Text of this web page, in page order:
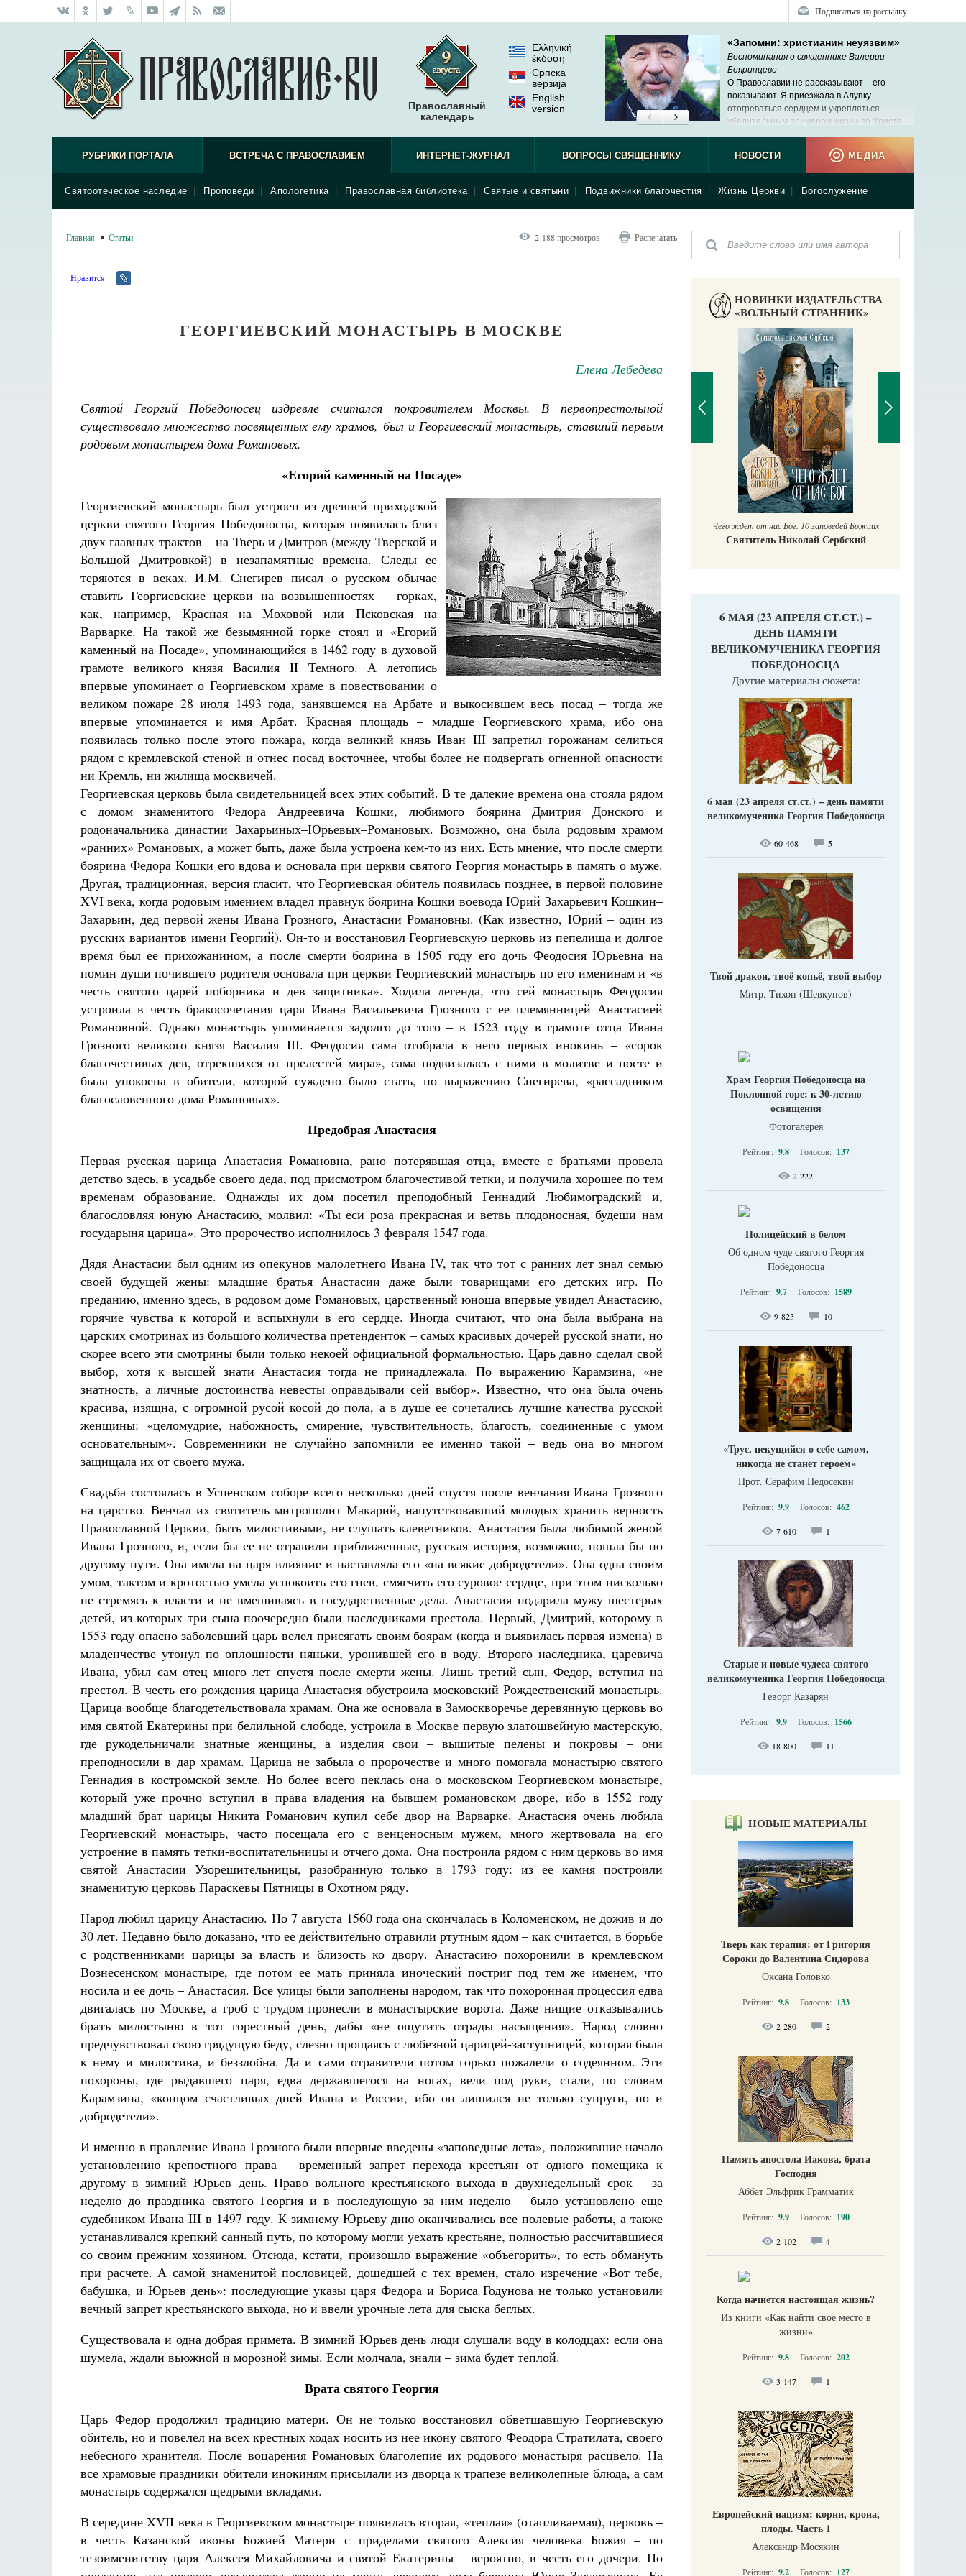
Подписаться на рассылку
Православный
календарь
Ελληνική
έκδοση
Српска
верзиjа
English
version
«Запомни: христианин неуязвим»
Воспоминания о священнике Валерии
Бояринцеве
О Православии не рассказывают ‒ его
показывают. Я приезжала в Алупку
отогреваться сердцем и укрепляться
убедительным примером жизни во Христе.
РУБРИКИ ПОРТАЛА ВСТРЕЧА С ПРАВОСЛАВИЕМ
Святоотеческое наследие Проповеди Апологетика Православная библиотека Святые и святыни Подвижники благочестия Жизнь Церкви Богослужение
ИНТЕРНЕТ-ЖУРНАЛ ВОПРОСЫ СВЯЩЕННИКУ НОВОСТИ МЕДИА
Главная Статьи 2 188 просмотров Распечатать
Нравится
ГЕОРГИЕВСКИЙ МОНАСТЫРЬ В МОСКВЕ
Елена Лебедева
Святой Георгий Победоносец издревле считался покровителем Москвы. В первопрестольной
существовало множество посвященных ему храмов, был и Георгиевский монастырь, ставший первым
родовым монастырем дома Романовых.
«Егорий каменный на Посаде»
Георгиевский монастырь был устроен из древней приходской
церкви святого Георгия Победоносца, которая появилась близ
двух главных трактов – на Тверь и Дмитров (между Тверской и
Большой Дмитровкой) в незапамятные времена. Следы ее
теряются в веках. И.М. Снегирев писал о русском обычае
ставить Георгиевские церкви на возвышенностях – горках,
как, например, Красная на Моховой или Псковская на
Варварке. На такой же безымянной горке стоял и «Егорий
каменный на Посаде», упоминающийся в 1462 году в духовой
грамоте великого князя Василия II Темного. А летопись
впервые упоминает о Георгиевском храме в повествовании о
великом пожаре 28 июля 1493 года, занявшемся на Арбате и выкосившем весь посад – тогда же
впервые упоминается и имя Арбат. Красная площадь – младше Георгиевского храма, ибо она
появилась только после этого пожара, когда великий князь Иван III запретил горожанам селиться
рядом с кремлевской стеной и отнес посад восточнее, чтобы более не подвергать огненной опасности
ни Кремль, ни жилища москвичей.
Георгиевская церковь была свидетельницей всех этих событий. В те далекие времена она стояла рядом
с домом знаменитого Федора Андреевича Кошки, любимого боярина Дмитрия Донского и
родоначальника династии Захарьиных–Юрьевых–Романовых. Возможно, она была родовым храмом
«ранних» Романовых, а может быть, даже была устроена кем-то из них. Есть мнение, что после смерти
боярина Федора Кошки его вдова и основала при церкви святого Георгия монастырь в память о муже.
Другая, традиционная, версия гласит, что Георгиевская обитель появилась позднее, в первой половине
XVI века, когда родовым имением владел правнук боярина Кошки воевода Юрий Захарьевич Кошкин–
Захарьин, дед первой жены Ивана Грозного, Анастасии Романовны. (Как известно, Юрий – один из
русских вариантов имени Георгий). Он-то и восстановил Георгиевскую церковь из пепелища и долгое
время был ее прихожанином, а после смерти боярина в 1505 году его дочь Феодосия Юрьевна на
помин души почившего родителя основала при церкви Георгиевский монастырь по его именинам и «в
честь святого царей поборника и дев защитника». Ходила легенда, что сей монастырь Феодосия
устроила в честь бракосочетания царя Ивана Васильевича Грозного с ее племянницей Анастасией
Романовной. Однако монастырь упоминается задолго до того – в 1523 году в грамоте отца Ивана
Грозного великого князя Василия III. Феодосия сама отобрала в него первых инокинь – «сорок
благочестивых дев, отрекшихся от прелестей мира», сама подвизалась с ними в молитве и посте и
была упокоена в обители, которой суждено было стать, по выражению Снегирева, «рассадником
благословенного дома Романовых».
Предобрая Анастасия
Первая русская царица Анастасия Романовна, рано потерявшая отца, вместе с братьями провела
детство здесь, в усадьбе своего деда, под присмотром благочестивой тетки, и получила хорошее по тем
временам образование. Однажды их дом посетил преподобный Геннадий Любимоградский и,
благословляя юную Анастасию, молвил: «Ты еси роза прекрасная и ветвь плодоносная, будеши нам
государыня царица». Это пророчество исполнилось 3 февраля 1547 года.
Дядя Анастасии был одним из опекунов малолетнего Ивана IV, так что тот с ранних лет знал семью
своей будущей жены: младшие братья Анастасии даже были товарищами его детских игр. По
преданию, именно здесь, в родовом доме Романовых, царственный юноша впервые увидел Анастасию,
горячие чувства к которой и вспыхнули в его сердце. Иногда считают, что она была выбрана на
царских смотринах из большого количества претенденток – самых красивых дочерей русской знати, но
скорее всего эти смотрины были только некоей официальной формальностью. Царь давно сделал свой
выбор, хотя к высшей знати Анастасия тогда не принадлежала. По выражению Карамзина, «не
знатность, а личные достоинства невесты оправдывали сей выбор». Известно, что она была очень
красива, изящна, с огромной русой косой до пола, а в душе ее сочетались лучшие качества русской
женщины: «целомудрие, набожность, смирение, чувствительность, благость, соединенные с умом
основательным». Современники не случайно запомнили ее именно такой – ведь она во многом
защищала их от своего мужа.
Свадьба состоялась в Успенском соборе всего несколько дней спустя после венчания Ивана Грозного
на царство. Венчал их святитель митрополит Макарий, напутствовавший молодых хранить верность
Православной Церкви, быть милостивыми, не слушать клеветников. Анастасия была любимой женой
Ивана Грозного, и, если бы ее не отравили приближенные, русская история, возможно, пошла бы по
другому пути. Она имела на царя влияние и наставляла его «на всякие добродетели». Она одна своим
умом, тактом и кротостью умела успокоить его гнев, смягчить его суровое сердце, при этом нисколько
не стремясь к власти и не вмешиваясь в государственные дела. Анастасия подарила мужу шестерых
детей, из которых три сына поочередно были наследниками престола. Первый, Дмитрий, которому в
1553 году опасно заболевший царь велел присягать своим боярам (когда и выявилась первая измена) в
младенчестве утонул по оплошности няньки, уронившей его в воду. Второго наследника, царевича
Ивана, убил сам отец много лет спустя после смерти жены. Лишь третий сын, Федор, вступил на
престол. В честь его рождения царица Анастасия обустроила московский Рождественский монастырь.
Царица вообще благодетельствовала храмам. Она же основала в Замоскворечье деревянную церковь во
имя святой Екатерины при белильной слободе, устроила в Москве первую златошвейную мастерскую,
где рукодельничали знатные женщины, а изделия свои – вышитые пелены и покровы – они
преподносили в дар храмам. Царица не забыла о пророчестве и много помогала монастырю святого
Геннадия в костромской земле. Но более всего пеклась она о московском Георгиевском монастыре,
который уже прочно вступил в права владения на бывшем романовском дворе, ибо в 1552 году
младший брат царицы Никита Романович купил себе двор на Варварке. Анастасия очень любила
Георгиевский монастырь, часто посещала его с венценосным мужем, много жертвовала на его
устроение в память тетки-воспитательницы и отчего дома. Она построила рядом с ним церковь во имя
святой Анастасии Узорешительницы, разобранную только в 1793 году: из ее камня построили
знаменитую церковь Параскевы Пятницы в Охотном ряду.
Народ любил царицу Анастасию. Но 7 августа 1560 года она скончалась в Коломенском, не дожив и до
30 лет. Недавно было доказано, что ее действительно отравили ртутным ядом – как считается, в борьбе
с родственниками царицы за власть и близость ко двору. Анастасию похоронили в кремлевском
Вознесенском монастыре, где потом ее мать приняла иноческий постриг под тем же именем, что
носила и ее дочь – Анастасия. Все улицы были заполнены народом, так что похоронная процессия едва
двигалась по Москве, а гроб с трудом пронесли в монастырские ворота. Даже нищие отказывались
брать милостыню в тот горестный день, дабы «не ощутить отрады насыщения». Народ словно
предчувствовал свою грядущую беду, слезно прощаясь с любезной царицей-заступницей, которая была
к нему и милостива, и беззлобна. Да и сами отравители потом горько пожалели о содеянном. Эти
похороны, где рыдавшего царя, едва державшегося на ногах, вели под руки, стали, по словам
Карамзина, «концом счастливых дней Ивана и России, ибо он лишился не только супруги, но и
добродетели».
И именно в правление Ивана Грозного были впервые введены «заповедные лета», положившие начало
установлению крепостного права – временный запрет перехода крестьян от одного помещика к
другому в зимний Юрьев день. Право вольного крестьянского выхода в двухнедельный срок – за
неделю до праздника святого Георгия и в последующую за ним неделю – было установлено еще
судебником Ивана III в 1497 году. К зимнему Юрьеву дню оканчивались все полевые работы, а также
устанавливался крепкий санный путь, по которому могли уехать крестьяне, полностью рассчитавшиеся
со своим прежним хозяином. Отсюда, кстати, произошло выражение «объегорить», то есть обмануть
при расчете. А самой знаменитой пословицей, дошедшей с тех времен, стало изречение «Вот тебе,
бабушка, и Юрьев день»: последующие указы царя Федора и Бориса Годунова не только установили
вечный запрет крестьянского выхода, но и ввели урочные лета для сыска беглых.
Существовала и одна добрая примета. В зимний Юрьев день люди слушали воду в колодцах: если она
шумела, ждали вьюжной и морозной зимы. Если молчала, знали – зима будет теплой.
Врата святого Георгия
Царь Федор продолжил традицию матери. Он не только восстановил обветшавшую Георгиевскую
обитель, но и повелел на всех крестных ходах носить из нее икону святого Феодора Стратилата, своего
небесного хранителя. После воцарения Романовых благолепие их родового монастыря расцвело. На
все храмовые праздники обители инокиням присылали из дворца к трапезе великолепные блюда, а сам
монастырь содержался щедрыми вкладами.
В середине XVII века в Георгиевском монастыре появилась вторая, «теплая» (отапливаемая), церковь –
в честь Казанской иконы Божией Матери с приделами святого Алексия человека Божия – по
тезоименитству царя Алексея Михайловича и святой Екатерины – вероятно, в честь его дочери. По
НОВИНКИ ИЗДАТЕЛЬСТВА
«ВОЛЬНЫЙ СТРАННИК»
Разлуки не будет
Фредерика де Грааф
Роман Котов
Чего ждет от нас Бог. 10 заповедей Божиих
Святитель Николай Сербский
6 МАЯ (23 АПРЕЛЯ СТ.СТ.) –
ДЕНЬ ПАМЯТИ
ВЕЛИКОМУЧЕНИКА ГЕОРГИЯ
ПОБЕДОНОСЦА
Другие материалы сюжета:
6 мая (23 апреля ст.ст.) – день памяти
великомученика Георгия Победоносца
60 468 5
Твой дракон, твоё копьё, твой выбор
Митр. Тихон (Шевкунов)
Храм Георгия Победоносца на
Поклонной горе: к 30-летию
освящения
Фотогалерея
Рейтинг: 9.8 Голосов: 137
2 222
Полицейский в белом
Об одном чуде святого Георгия
Победоносца
Рейтинг: 9.7 Голосов: 1589
9 823 10
«Трус, пекущийся о себе самом,
никогда не станет героем»
Прот. Серафим Недосекин
Рейтинг: 9.9 Голосов: 462
7 610 1
Старые и новые чудеса святого
великомученика Георгия Победоносца
Геворг Казарян
Рейтинг: 9.9 Голосов: 1566
18 800 11
НОВЫЕ МАТЕРИАЛЫ
Тверь как терапия: от Григория
Сороки до Валентина Сидорова
Оксана Головко
Рейтинг: 9.8 Голосов: 133
2 280 2
Память апостола Иакова, брата
Господня
Аббат Эльфрик Грамматик
Рейтинг: 9.9 Голосов: 190
2 102 4
Когда начнется настоящая жизнь?
Из книги «Как найти свое место в
жизни​»
Рейтинг: 9.8 Голосов: 202
3 147 1
Европейский нацизм: корни, крона,
плоды. Часть 1
Александр Мосякин
Рейтинг: 9.2 Голосов: 127